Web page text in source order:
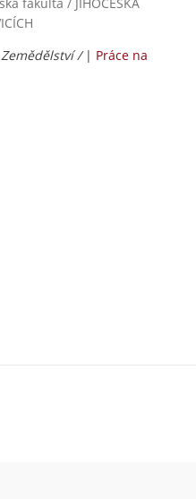
Zemědělství / | Práce na